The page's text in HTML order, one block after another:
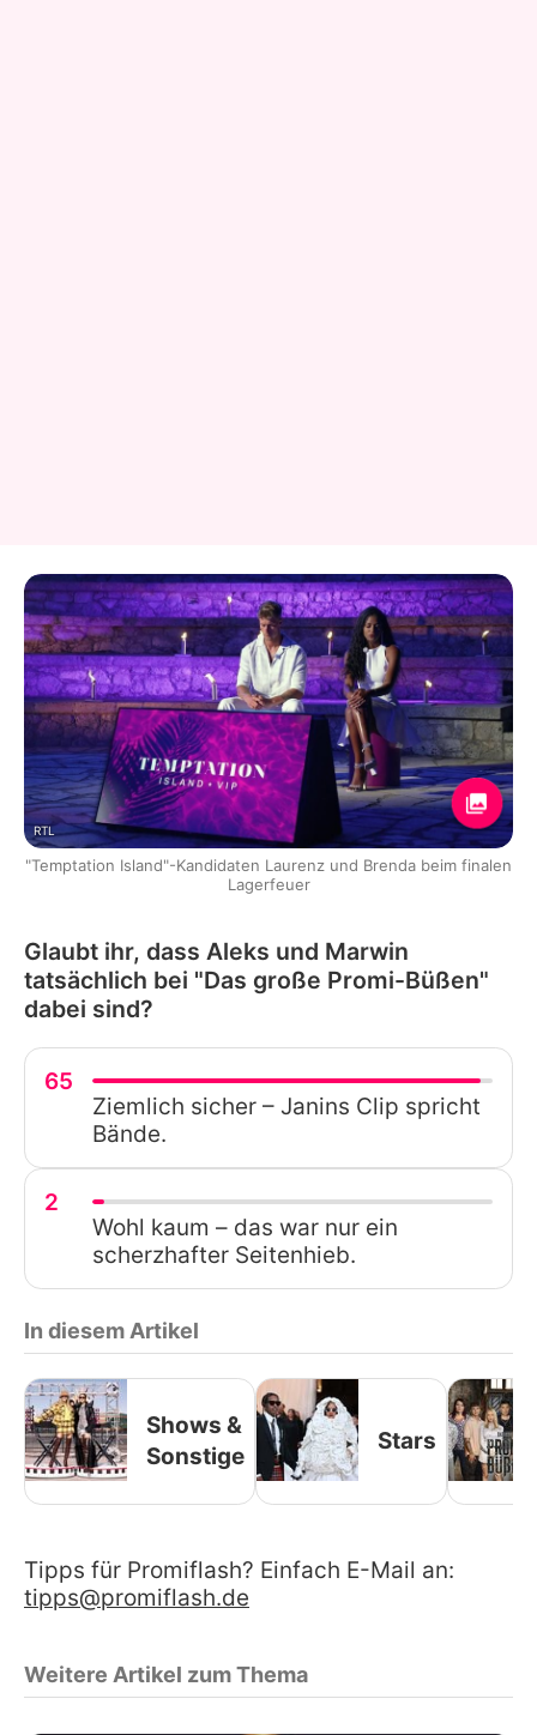
RTL
"Temptation Island"-Kandidaten Laurenz und Brenda beim finalen
Lagerfeuer
Glaubt ihr, dass Aleks und Marwin
tatsächlich bei "Das große Promi-Büßen"
dabei sind?
65
Ziemlich sicher – Janins Clip spricht
Bände.
2
Wohl kaum – das war nur ein
scherzhafter Seitenhieb.
In diesem Artikel
Shows &
Sonstige
Stars
Tipps für Promiflash? Einfach E-Mail an:
tipps@promiflash.de
Weitere Artikel zum Thema